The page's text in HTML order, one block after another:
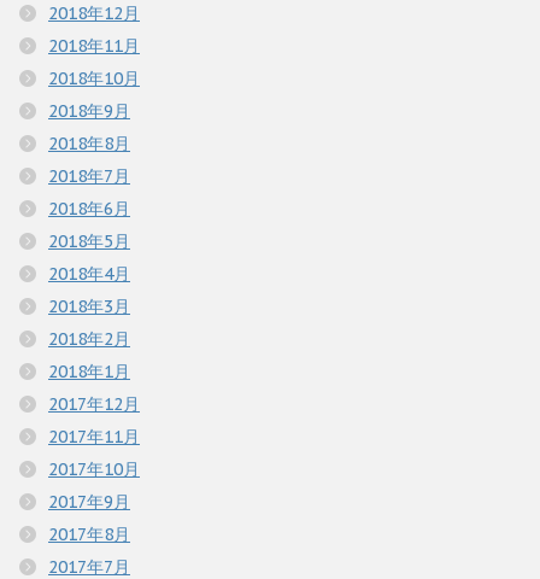
2018年12月
2018年11月
2018年10月
2018年9月
2018年8月
2018年7月
2018年6月
2018年5月
2018年4月
2018年3月
2018年2月
2018年1月
2017年12月
2017年11月
2017年10月
2017年9月
2017年8月
2017年7月